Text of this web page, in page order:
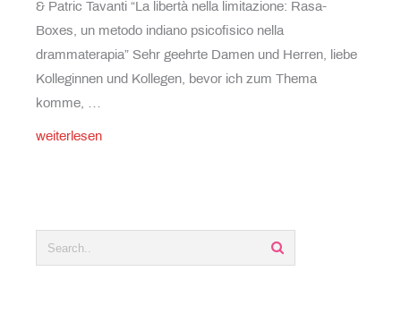
& Patric Tavanti “La libertà nella limitazione: Rasa-
Boxes, un metodo indiano psicofisico nella
drammaterapia” Sehr geehrte Damen und Herren, liebe
Kolleginnen und Kollegen, bevor ich zum Thema
komme, …
XVI
weiterlesen